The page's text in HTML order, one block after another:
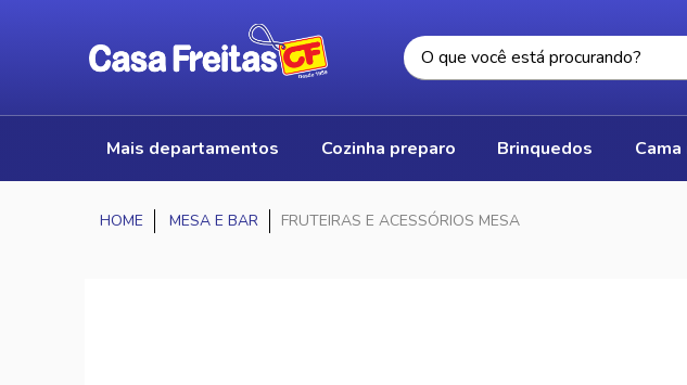
mais departamentos cozinha preparo brinquedos
MESA E BAR FRUTEIRAS E ACESSÓRIOS MESA